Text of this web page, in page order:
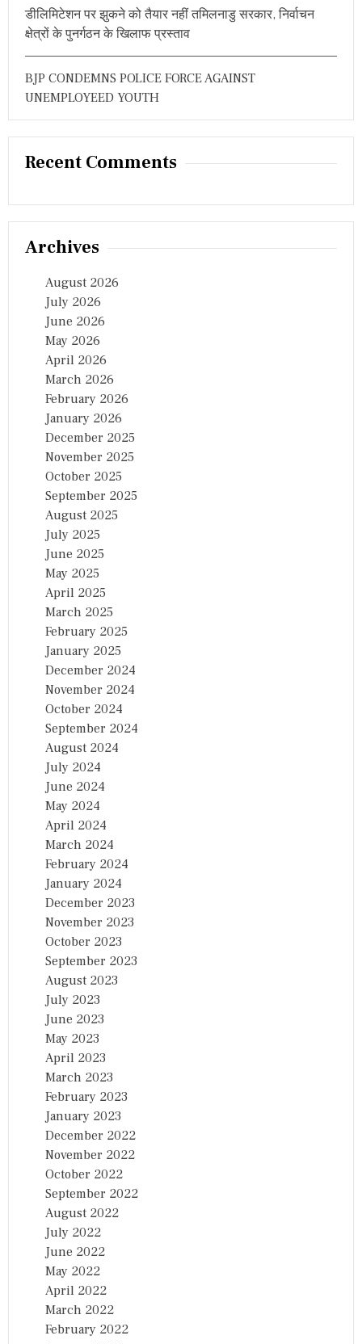
डीलिमिटेशन पर झुकने को तैयार नहीं तमिलनाडु सरकार, निर्वाचन
क्षेत्रों के पुनर्गठन के खिलाफ प्रस्ताव
BJP CONDEMNS POLICE FORCE AGAINST
UNEMPLOYEED YOUTH
Recent Comments
Archives
August 2026
July 2026
June 2026
May 2026
April 2026
March 2026
February 2026
January 2026
December 2025
November 2025
October 2025
September 2025
August 2025
July 2025
June 2025
May 2025
April 2025
March 2025
February 2025
January 2025
December 2024
November 2024
October 2024
September 2024
August 2024
July 2024
June 2024
May 2024
April 2024
March 2024
February 2024
January 2024
December 2023
November 2023
October 2023
September 2023
August 2023
July 2023
June 2023
May 2023
April 2023
March 2023
February 2023
January 2023
December 2022
November 2022
October 2022
September 2022
August 2022
July 2022
June 2022
May 2022
April 2022
March 2022
February 2022